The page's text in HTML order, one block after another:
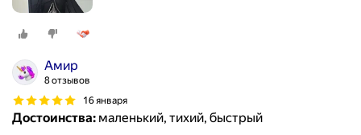
Амир
8 отзывов
16 января
Достоинства: маленький, тихий, быстрый